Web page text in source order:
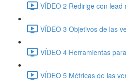
VÍDEO 2 Redirige con lead
VÍDEO 3 Objetivos de las
VÍDEO 4 Herramientas
VÍDEO 5 Métricas de las